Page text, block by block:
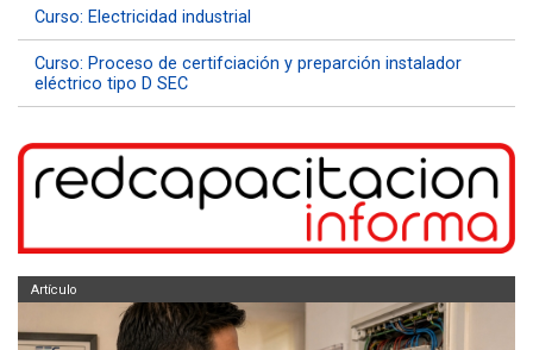
Curso: Electricidad industrial
Curso: Proceso de certifciación y preparción instalador
eléctrico tipo D SEC
Artículo